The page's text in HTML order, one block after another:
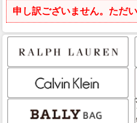
申し訳ございません。ただ